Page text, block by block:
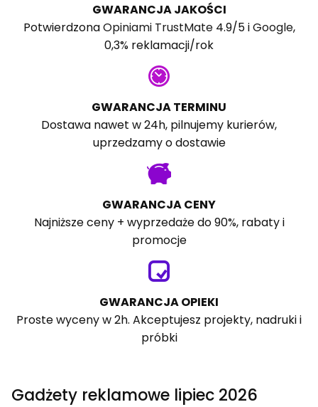
GWARANCJA JAKOŚCI
PotwierdzonaOpiniami TrustMate4.9/5 iGoogle,
0,3% reklamacji/rok
GWARANCJA TERMINU
Dostawa nawet w 24h, pilnujemy kurierów,
uprzedzamy o dostawie
GWARANCJA CENY
Najniższe ceny + wyprzedaże do 90%, rabaty i
promocje
GWARANCJA OPIEKI
Proste wyceny w 2h. Akceptujesz projekty, nadruki i
próbki
Gadżety reklamowe lipiec 2026